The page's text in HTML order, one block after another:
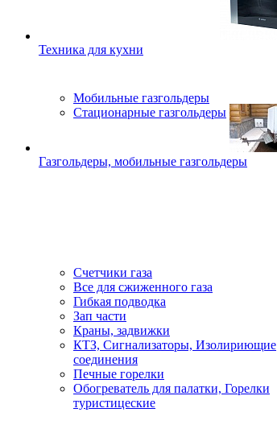
Техника для кухни
Мобильные газгольдеры
Стационарные газгольдеры
Газгольдеры, мобильные газгольдеры
Счетчики газа
Все для сжиженного газа
Гибкая подводка
Зап части
Краны, задвижки
КТЗ, Сигнализаторы, Изолириющие
соединения
Печные горелки
Обогреватель для палатки, Горелки
туристицеские